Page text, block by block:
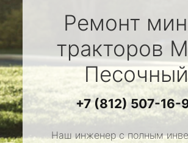
Ремонт
тракторов
+7 (812) 507-16-
Наш инженер с полным